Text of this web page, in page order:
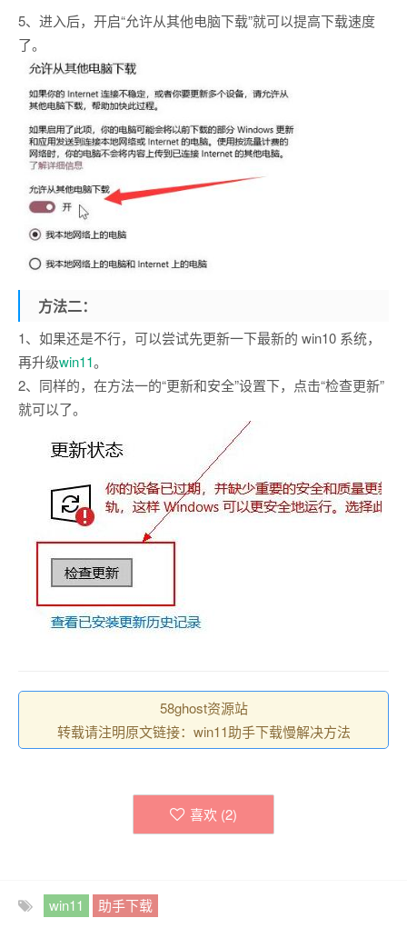
5、进入后，开启“允许从其他电脑下载”就可以提高下载速度
了。
方法二：
1、如果还是不行，可以尝试先更新一下最新的 win10 系统，
再升级win11。
2、同样的，在方法一的“更新和安全”设置下，点击“检查更新”
就可以了。
58ghost资源站
转载请注明原文链接：win11助手下载慢解决方法
喜欢 (2)
win11 助手下载